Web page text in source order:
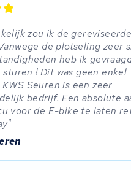
zou ik de
de plotseling zeer
heb ik
! Dit was geen enkel
Seuren is een zeer
bedrijf. Een absolute
voor de E-bike te laten